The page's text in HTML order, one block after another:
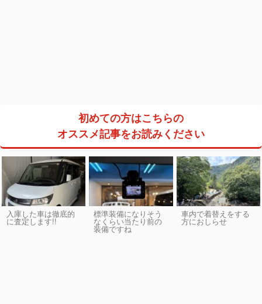
初めての方はこちらの
オススメ記事をお読みください
入庫した車は徹底的
に査定します!!
標準装備になりそう
なくらい当たり前の
装備ですね
車内で着替えをする
方におしらせ